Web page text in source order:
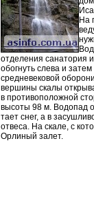
На
отделения санатория
обогнуть слева и
средневековой
вершины скалы
в противоположной
высоты 98 м. Водопад
тает снег, а в
отвеса. На скале, с
Орлиный залет.